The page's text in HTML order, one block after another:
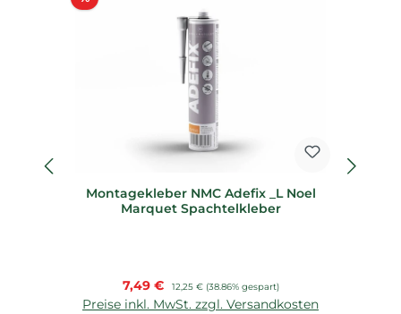
Montagekleber NMC Adefix _L Noel
Marquet Spachtelkleber
Verkaufspreis:
7,49 € Regulärer Preis:
12,25 € (38.86% gespart)
Preise inkl. MwSt. zzgl. Versandkosten